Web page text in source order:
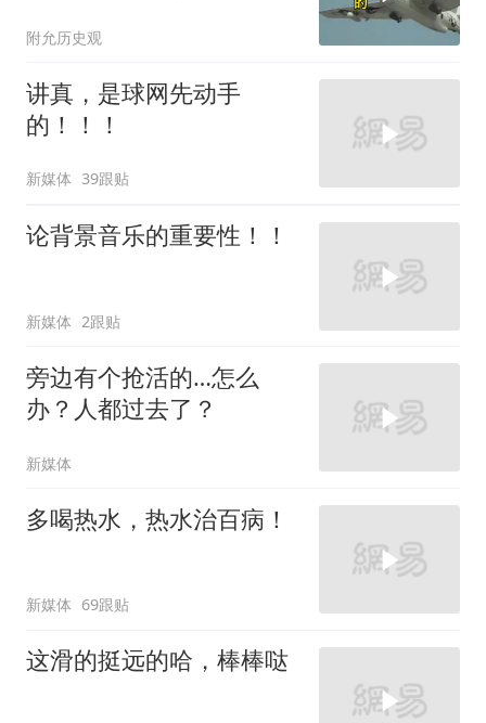
附允历史观
讲真，是球网先动手
的！！！
新媒体 39跟贴
论背景音乐的重要性！！
新媒体 2跟贴
旁边有个抢活的…怎么
办？人都过去了？
新媒体
多喝热水，热水治百病！
新媒体 69跟贴
这滑的挺远的哈，棒棒哒